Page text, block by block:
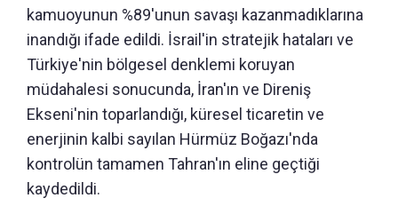
kamuoyunun %89'unun savaşı kazanmadıklarına
inandığı ifade edildi. İsrail'in stratejik hataları ve
Türkiye'nin bölgesel denklemi koruyan
müdahalesi sonucunda, İran'ın ve Direniş
Ekseni'nin toparlandığı, küresel ticaretin ve
enerjinin kalbi sayılan Hürmüz Boğazı'nda
kontrolün tamamen Tahran'ın eline geçtiği
kaydedildi.